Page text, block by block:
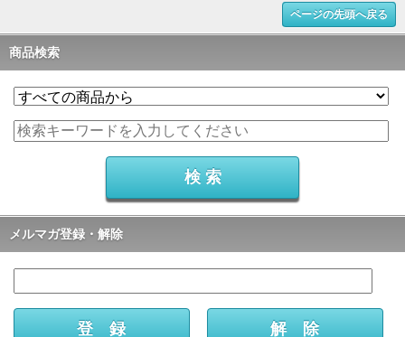
ページの先頭へ戻る
商品検索
メルマガ登録・解除